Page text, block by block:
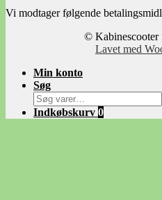
Vi modtager følgende
© Kabinescooter
Lavet med
Min konto
Søg
Søg
efter:
Indkøbskurv 0